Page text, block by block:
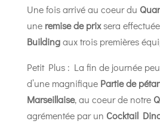
Une fois arrivé au coeur du
une remise de prixsera
Buildingaux trois premières
Petit Plus : La fin de journée
d’une magnifique Partie de
Marseillaise, au coeur de notre
agrémentée par un Cocktail